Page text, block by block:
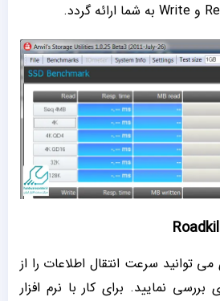
توانید سرعت انتقال اطلاعات را از
نمایید. برای کار با نرم‌ افزار